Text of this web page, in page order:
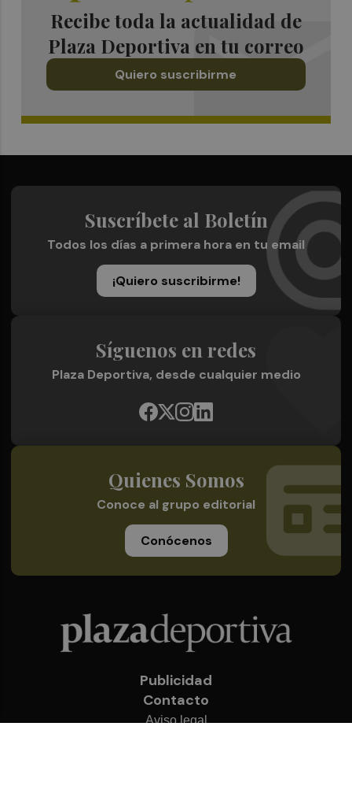
Recibe toda la actualidad de
Plaza Deportiva en tu correo
Quiero suscribirme
Suscríbete al Boletín
Todos los días a primera hora en tu email
¡Quiero suscribirme!
Síguenos en redes
Plaza Deportiva, desde cualquier medio
Quienes Somos
Conoce al grupo editorial
Conócenos
Publicidad
Contacto
Aviso legal